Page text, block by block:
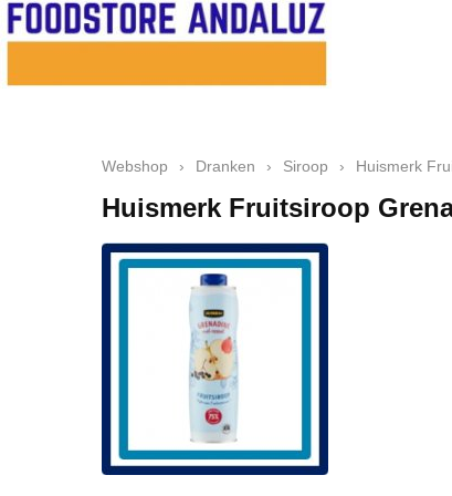
Webshop › Dranken › Siroop › Huismerk
Huismerk Fruitsiroop